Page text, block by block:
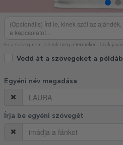
Ez a szöveg nem jelenik meg a terméken. Csak
Vedd át a szövegeket a
Egyéni név megadása
Írja be egyéni szövegét